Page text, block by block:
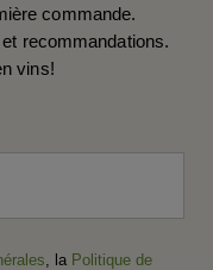
commande.
recommandations.
vins!
, la Politique de